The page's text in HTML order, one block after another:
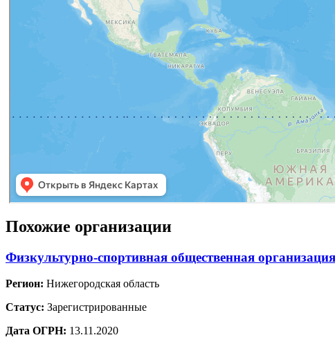
Похожие организации
Физкультурно-спортивная общественная
Регион: Нижегородская область
Статус: Зарегистрированные
Дата ОГРН: 13.11.2020